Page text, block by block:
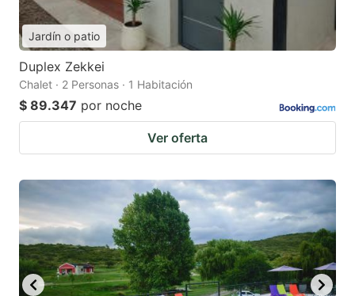
Jardín o patio
Duplex Zekkei
Chalet · 2 Personas · 1 Habitación
$ 89.347 por noche
Ver oferta